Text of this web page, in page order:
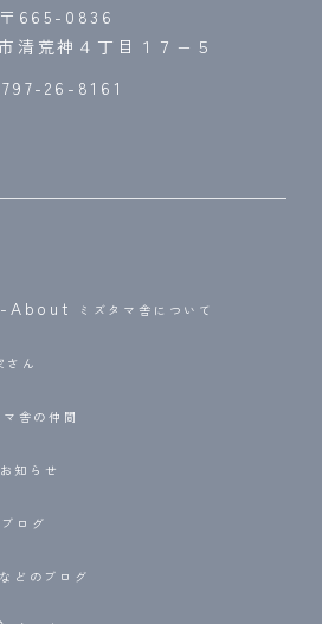
〒665-0836
清荒神４丁目１７−５
26-8161
- About ミズタマ舎について
さん
マ舎の仲間
お知らせ
ログ
どのブログ